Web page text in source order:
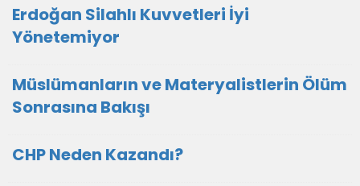
Erdoğan Silahlı Kuvvetleri İyi
Yönetemiyor
Müslümanların ve Materyalistlerin Ölüm
Sonrasına Bakışı
CHP Neden Kazandı?